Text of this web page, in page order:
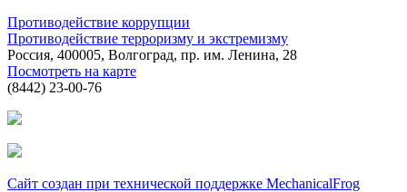
Противодействие коррупции
Противодействие терроризму и экстремизму
Россия, 400005, Волгоград, пр. им. Ленина, 28
Посмотреть на карте
(8442) 23-00-76
Сайт создан при технической поддержке MechanicalFrog